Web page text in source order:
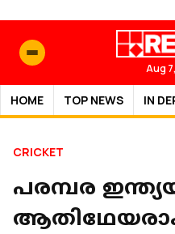
Aug
HOME TOP NEWS IN
CRICKET
പരമ്പര